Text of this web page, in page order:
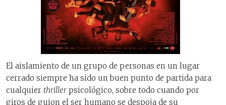
El aislamiento de un grupo de personas en un lugar
cerrado siempre ha sido un buen punto de partida para
cualquier thriller psicológico, sobre todo cuando por
giros de guion el ser humano se despoja de su